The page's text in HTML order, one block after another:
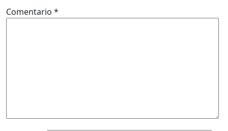
Comentario *